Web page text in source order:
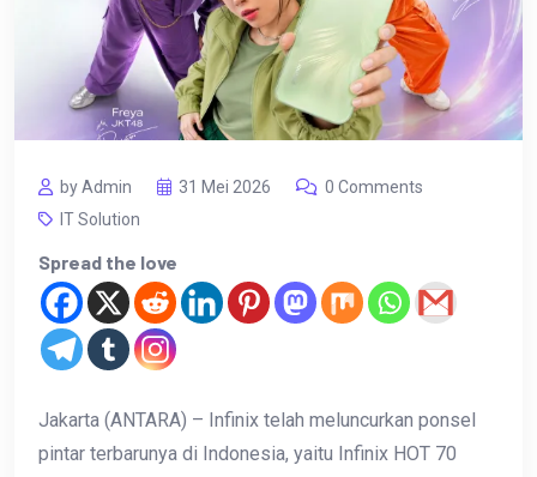
by Admin 31 Mei 2026
0 Comments
IT Solution
Spread the love
Jakarta (ANTARA) – Infinix telah meluncurkan ponsel
pintar terbarunya di Indonesia, yaitu Infinix HOT 70